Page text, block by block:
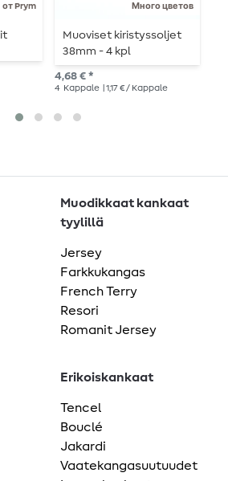
от Prym Много цветов
Muoviset kiristyssoljet
38mm - 4 kpl
4,68 € *
4 Kappale | 1,17 € / Kappale
Muodikkaat kankaat
tyylillä
Jersey
Farkkukangas
French Terry
Resori
Romanit Jersey
Erikoiskankaat
Tencel
Bouclé
Jakardi
Vaatekangasuutuudet